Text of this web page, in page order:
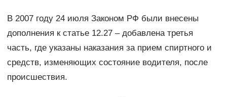
В 2007 году 24 июля Законом РФ были внесены
дополнения к статье 12.27 – добавлена третья
часть, где указаны наказания за прием спиртного и
средств, изменяющих состояние водителя, после
происшествия.